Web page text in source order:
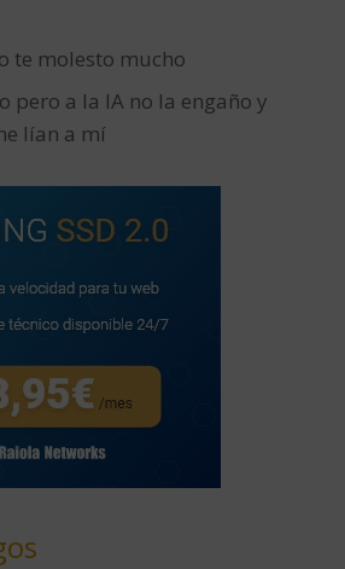
te molesto mucho
pero a la IA no la engaño y
lían a mí